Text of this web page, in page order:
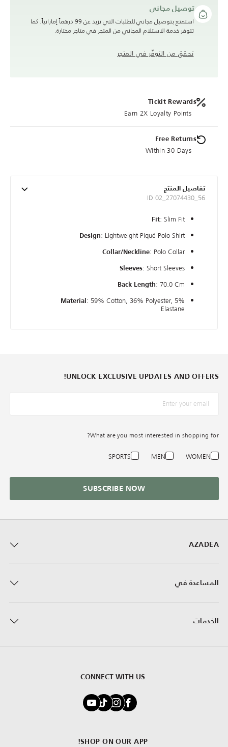
توصيل مجاني
استمتع بتوصيل مجاني للطلبات التي تزيد عن 99 درهماً إماراتياً. كما
تتوفر خدمة الاستلام المجاني من المتجر في متاجر مختارة.
تحقق من التوفّر في المتجر
Tickit Rewards
Earn 2X Loyalty Points
Free Returns
Within 30 Days
تفاصيل المنتج
ID 02_27074430_56
Fit: Slim Fit
Design: Lightweight Piqué Polo Shirt
Collar/Neckline: Polo Collar
Sleeves: Short Sleeves
Back Length: 70.0 Cm
Material : 59% Cotton, 36% Polyester, 5%
Elastane
AZADEA
المساعدة في
الخدمات
CONNECT WITH US
SHOP ON OUR APP!
UNLOCK EXCLUSIVE UPDATES AND OFFERS!
*البريد الإلكترونيّ
What are you most interested in shopping for?
WOMEN
MEN
SPORTS
SUBSCRIBE NOW